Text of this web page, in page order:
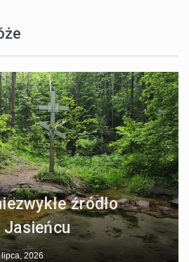
źródło
lipca, 2026